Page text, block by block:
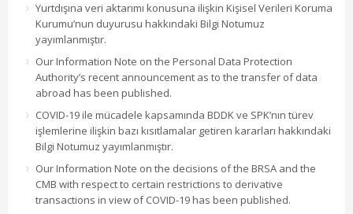
Yurtdışına veri aktarımı konusuna ilişkin Kişisel Verileri Koruma
Kurumu’nun duyurusu hakkındaki Bilgi Notumuz
yayımlanmıştır.
Our Information Note on the Personal Data Protection
Authority’s recent announcement as to the transfer of data
abroad has been published.
COVID-19 ile mücadele kapsamında BDDK ve SPK’nın türev
işlemlerine ilişkin bazı kısıtlamalar getiren kararları hakkındaki
Bilgi Notumuz yayımlanmıştır.
Our Information Note on the decisions of the BRSA and the
CMB with respect to certain restrictions to derivative
transactions in view of COVID-19 has been published.